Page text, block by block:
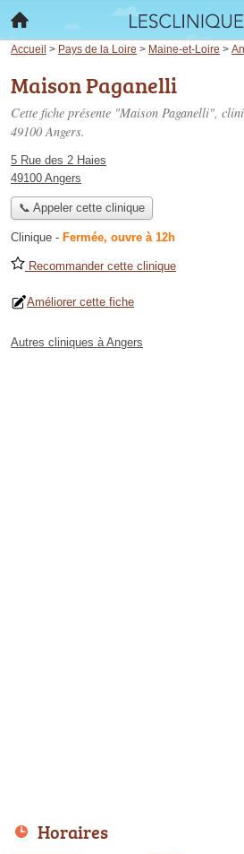
Accueil > Pays de la Loire > Maine-et-Loire >
Maison Paganelli
Cette fiche présente "Maison Paganelli",
49100 Angers.
5 Rue des 2 Haies
49100 Angers
📞 Appeler cette clinique
Clinique - Fermée, ouvre à 12h
Recommander cette clinique
Améliorer cette fiche
Autres cliniques à Angers
Horaires